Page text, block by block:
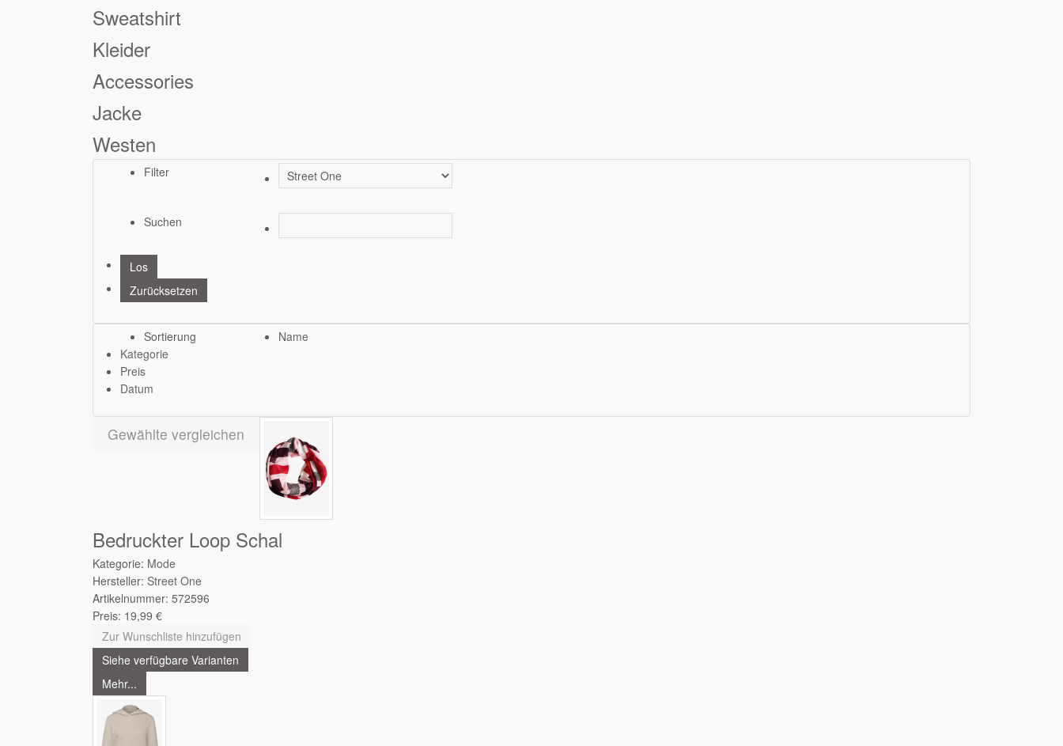
Sweatshirt
Kleider
Accessories
Jacke
Westen
Filter
Suchen
Sortierung
Name
Kategorie
Preis
Datum
Gewählte vergleichen
Bedruckter Loop Schal
Kategorie: Mode
Hersteller: Street One
Artikelnummer: 572596
Preis: 19,99 €
Zur Wunschliste hinzufügen
Siehe verfügbare Varianten
Mehr...